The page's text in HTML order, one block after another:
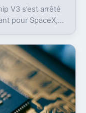
V3 s’est arrêté
pour SpaceX,